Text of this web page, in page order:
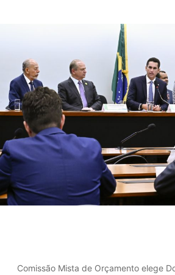
Comissão Mista de Orçamento elege